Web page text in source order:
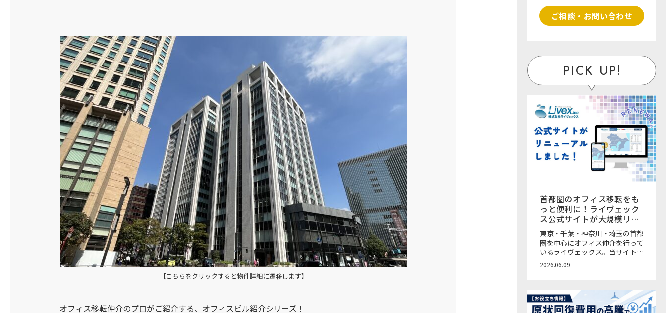
【こちらをクリックすると物件詳細に遷移します】
オフィス移転仲介のプロがご紹介する、オフィスビル紹介シリーズ！
ご相談・お問い合わせ
PICK UP!
首都圏のオフィス移転をも
っと便利に！ライヴェック
ス公式サイトが大規模リニ
ューアル
東京・千葉・神奈川・埼玉の首都
圏を中心にオフィス仲介を行って
いるライヴェックス。当サイト
「OFFICE&（オフィスアン
ド）」を運営するオフィス移転仲
ェックスの公式サイトが大規模リ
ニューアルをいたしました。さら
に見やすく、物件の検索やお問い
2026.06.09